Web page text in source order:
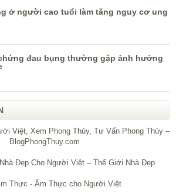
ở người cao tuổi làm tăng nguy cơ ung
đau bụng thường gặp ảnh hưởng